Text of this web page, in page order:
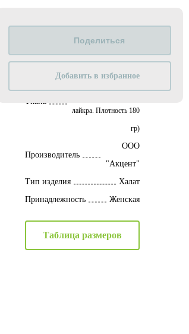
Характеристики
Бренд Ca Priz
Ткань
Нега (50% вискоза,
45% полиэстер, 5%
лайкра. Плотность 180
гр)
Производитель
ООО
"Акцент"
Тип изделия
Халат
Принадлежность
Женская
Таблица размеров
Добавить в избранное